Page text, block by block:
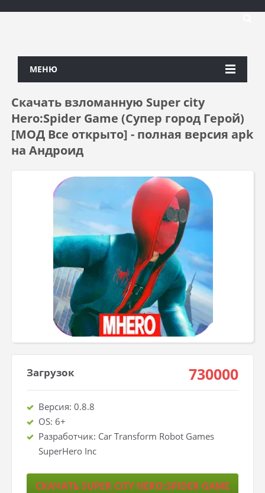
МЕНЮ
Скачать взломанную Super city
Hero:Spider Game (Супер город Герой)
[МОД Все открыто] - полная версия apk
на Андроид
Загрузок 730000
Версия: 0.8.8
OS: 6+
Разработчик: Car Transform Robot Games
SuperHero Inc
СКАЧАТЬ SUPER CITY HERO:SPIDER GAME